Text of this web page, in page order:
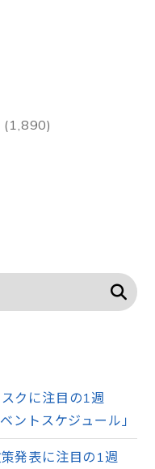
(1,890)
クに注目の1週
トスケジュール」
発表に注目の1週